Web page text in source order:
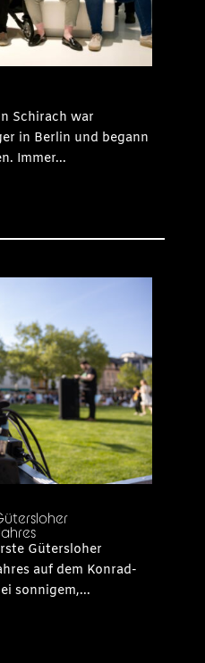
Schirach war
in Berlin und begann
Immer...
Gütersloher
auf dem Konrad-
sonnigem,...